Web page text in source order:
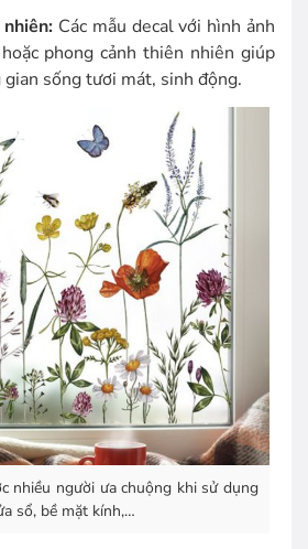
Các mẫu decal với hình ảnh
phong cảnh thiên nhiên giúp
sống tươi mát, sinh động.
nhiều người ưa chuộng khi sử dụng
sổ, bề mặt kính,…